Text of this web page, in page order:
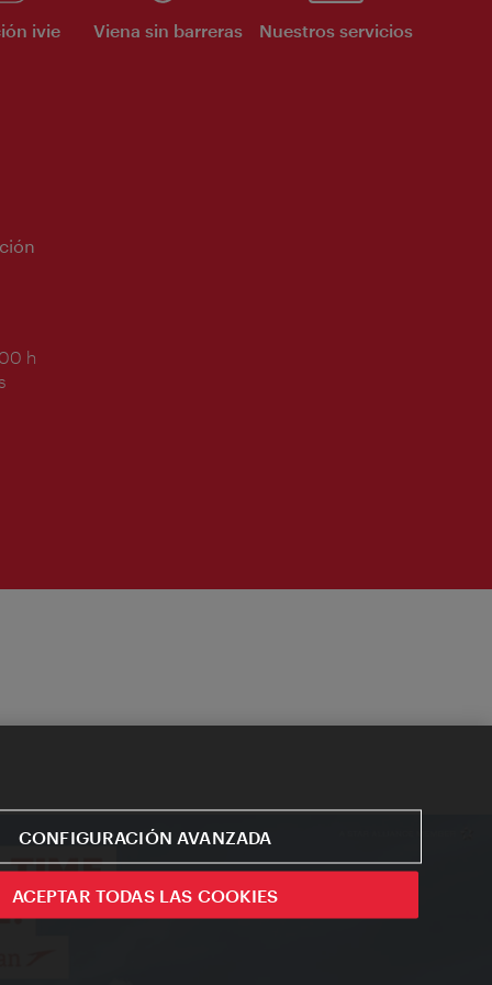
ivie Viena sin barreras Nuestros servicios
h
CONFIGURACIÓN AVANZADA
ACEPTAR TODAS LAS COOKIES